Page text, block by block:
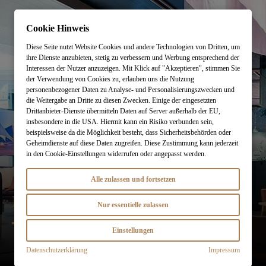
Lassen Sie sich einindividuelles Angebot erstellen
Planung starten
info@designreisen.de
Besuchen Sie unsim Travel Store
Theresienstraße 1
80333 München
Reisethemen
Newsletter
Städtereisen
Merkzettel (0)
Kontakt
KARRIERE
Cookie Hinweis
Diese Seite nutzt Website Cookies und andere Technologien von Dritten, um
ihre Dienste anzubieten, stetig zu verbessern und Werbung entsprechend der
Interessen der Nutzer anzuzeigen. Mit Klick auf "Akzeptieren", stimmen Sie
der Verwendung von Cookies zu, erlauben uns die Nutzung
personenbezogener Daten zu Analyse- und Personalisierungszwecken und
die Weitergabe an Dritte zu diesen Zwecken. Einige der eingesetzten
Drittanbieter-Dienste übermitteln Daten auf Server außerhalb der EU,
insbesondere in die USA. Hiermit kann ein Risiko verbunden sein,
beispielsweise da die Möglichkeit besteht, dass Sicherheitsbehörden oder
Geheimdienste auf diese Daten zugreifen. Diese Zustimmung kann jederzeit
in den Cookie-Einstellungen widerrufen oder angepasst werden.
Alle zulassen und fortsetzen
Nur essentielle zulassen
Einstellungen
Datenschutzerklärung Impressum